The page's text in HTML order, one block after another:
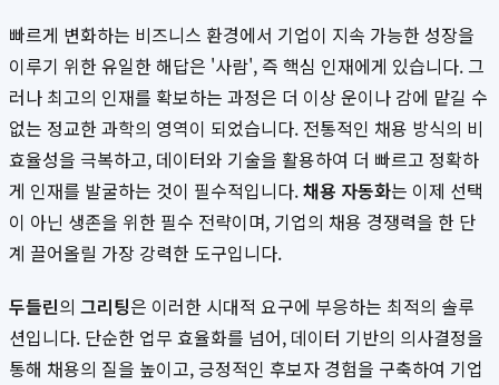
빠르게 변화하는 비즈니스 환경에서 기업이 지속 가능한 성장을
이루기 위한 유일한 해답은 '사람', 즉 핵심 인재에게 있습니다. 그
러나 최고의 인재를 확보하는 과정은 더 이상 운이나 감에 맡길 수
없는 정교한 과학의 영역이 되었습니다. 전통적인 채용 방식의 비
효율성을 극복하고, 데이터와 기술을 활용하여 더 빠르고 정확하
게 인재를 발굴하는 것이 필수적입니다.채용 자동화는 이제 선택
이 아닌 생존을 위한 필수 전략이며, 기업의 채용 경쟁력을 한 단
계 끌어올릴 가장 강력한 도구입니다.
두들린의 그리팅은 이러한 시대적 요구에 부응하는 최적의 솔루
션입니다. 단순한 업무 효율화를 넘어, 데이터 기반의 의사결정을
통해 채용의 질을 높이고, 긍정적인 후보자 경험을 구축하여 기업